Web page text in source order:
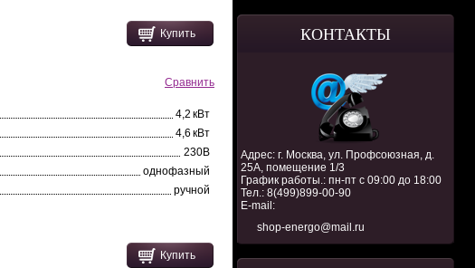
КОНТАКТЫ
Адрес: г. Москва, ул. Профсоюзная, д.
25А, помещение 1/3
График работы.: пн-пт с 09:00 до 18:00
Тел.: 8(499)899-00-90
E-mail:
shop-energo@mail.ru
Купить
Сравнить
4,2 кВт
4,6 кВт
230В
однофазный
ручной
Купить